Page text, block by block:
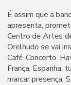
É assim que a
apresenta,
Centro de Artes
Orelhudo se vai
Café-Concerto.
França, Espanha,
marcar presença.